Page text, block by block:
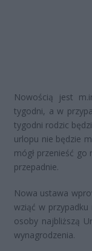
Nowością jest
tygodni, a w
tygodni rodzic
urlopu nie będzie
mógł przenieść
przepadnie.
Nowa ustawa
wziąć w
osoby najbliższą
wynagrodzenia.